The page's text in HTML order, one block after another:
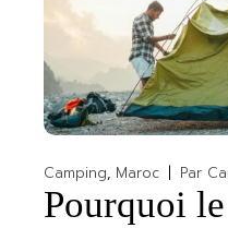
Camping Maroc Par
Pourquoi